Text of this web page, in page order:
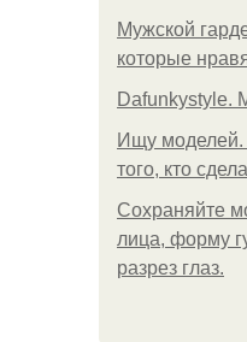
Мужской
которые
Dafunkystyle.
Ищу моделей.
того, кто
Сохраняйте
лица, форму
разрез глаз.